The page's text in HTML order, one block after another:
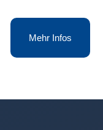
Mehr Infos